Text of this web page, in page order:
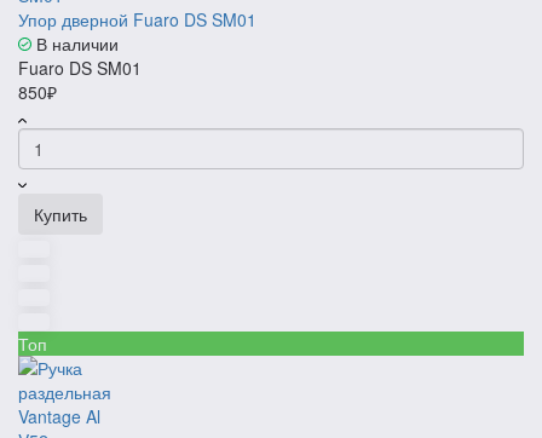
Упор дверной Fuaro DS SM01
В наличии
Fuaro DS SM01
850₽
Купить
Топ